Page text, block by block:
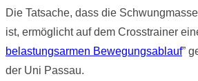
Die Tatsache, dass die
ist, ermöglicht auf dem Crosstrainer
belastungsarmen Bewegungsablauf”
der Uni Passau.